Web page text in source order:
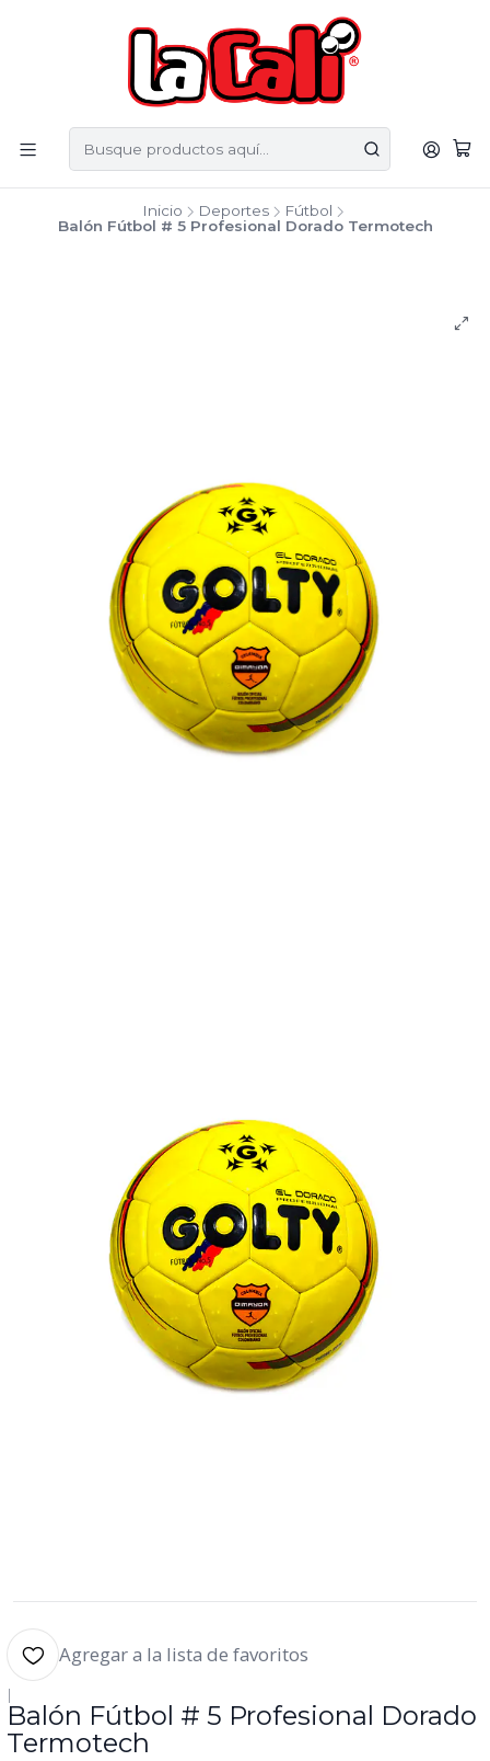
Inicio Deportes
Fútbol
Balón Fútbol # 5 Profesional Dorado Termotech
Agregar a la lista de favoritos
|
Balón Fútbol # 5 Profesional Dorado
Termotech